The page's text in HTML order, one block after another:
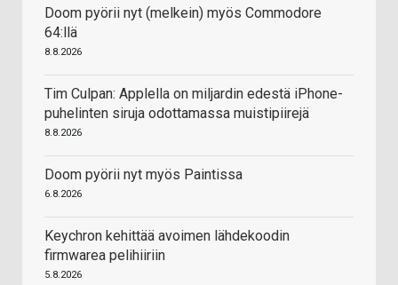
Doom pyörii nyt (melkein) myös Commodore
64:llä
8.8.2026
Tim Culpan: Applella on miljardin edestä iPhone-
puhelinten siruja odottamassa muistipiirejä
8.8.2026
Doom pyörii nyt myös Paintissa
6.8.2026
Keychron kehittää avoimen lähdekoodin
firmwarea pelihiiriin
5.8.2026